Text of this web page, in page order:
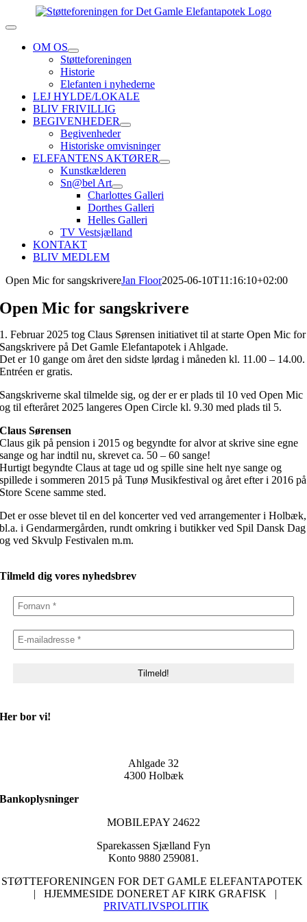
to
Toggle
NavigationOM OS
Støtteforeningen
Historie
Elefanten i nyhederne
LEJ HYLDE/LOKALE
BLIV FRIVILLIG
BEGIVENHEDER
Begivenheder
Historiske omvisninger
ELEFANTENS AKTØRER
Kunstkælderen
Sn@bel Art
Charlottes Galleri
Dorthes Galleri
Helles Galleri
TV Vestsjælland
KONTAKT
BLIV MEDLEM
Open Mic for sangskrivereJan Floor2025-06-10T11:16:10+02:00
Open Mic for sangskrivere
1. Februar 2025 tog Claus Sørensen initiativet til at starte Open Mic for
Sangskrivere på Det Gamle Elefantapotek i Ahlgade.
Det er 10 gange om året den sidste lørdag i måneden kl. 11.00 – 14.00.
Entréen er gratis.
Sangskriverne skal tilmelde sig, og der er er plads til 10 ved Open Mic
og til efteråret 2025 langeres Open Circle kl. 9.30 med plads til 5.
Claus Sørensen
Claus gik på pension i 2015 og begyndte for alvor at skrive sine egne
sange og har indtil nu, skrevet ca. 50 – 60 sange!
Hurtigt begyndte Claus at tage ud og spille sine helt nye sange og
spillede i sommeren 2015 på Tunø Musikfestival og året efter i 2016 på
Store Scene samme sted.
Det er osse blevet til en del koncerter ved ved arrangementer i Holbæk,
bl.a. i Gendarmergården, rundt omkring i butikker ved Spil Dansk Dag
og ved Skvulp Festivalen m.m.
Tilmeld dig vores nyhedsbrev
Her bor vi!
Ahlgade 32
4300 Holbæk
Bankoplysninger
MOBILEPAY 24622
Sparekassen Sjælland Fyn
Konto 9880 259081.
STØTTEFORENINGEN FOR DET GAMLE ELEFANTAPOTEK
| HJEMMESIDE DONERET AF KIRK GRAFISK |
PRIVATLIVSPOLITIK